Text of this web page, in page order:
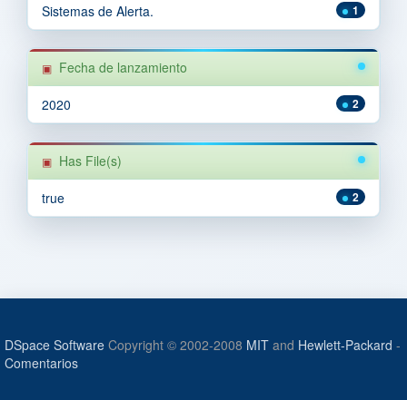
1
Sistemas de Alerta.
Fecha de lanzamiento
2
2020
Has File(s)
2
true
DSpace Software Copyright © 2002-2008 MIT and Hewlett-Packard -
Comentarios